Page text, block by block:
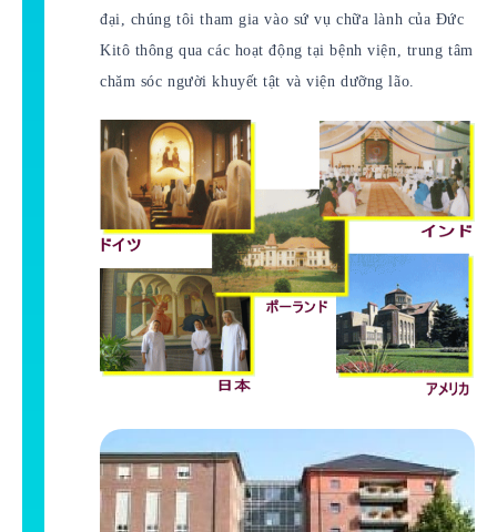
đại, chúng tôi tham gia vào sứ vụ chữa lành của Đức
Kitô thông qua các hoạt động tại bệnh viện, trung tâm
chăm sóc người khuyết tật và viện dưỡng lão.